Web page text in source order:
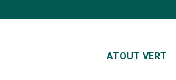
ATOUT VERT